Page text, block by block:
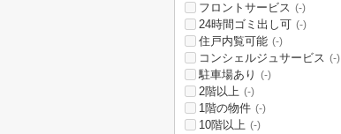
フロントサービス (-)
24時間ゴミ出し可 (-)
住戸内覧可能 (-)
コンシェルジュサービス (-)
駐車場あり (-)
2階以上 (-)
1階の物件 (-)
10階以上 (-)